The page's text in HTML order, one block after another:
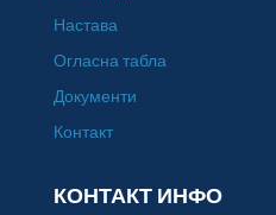
Настава
Огласна табла
Документи
Контакт
КОНТАКТ ИНФО